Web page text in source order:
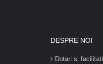
DESPRE NOI
Dotari si facilitati